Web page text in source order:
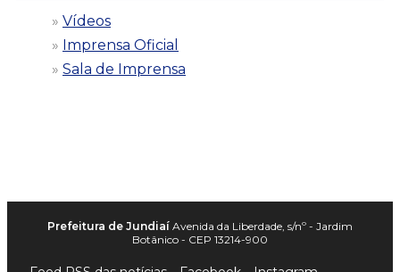
Vídeos
Imprensa Oficial
Sala de Imprensa
Prefeitura de Jundiaí Avenida da Liberdade, s/nº - Jardim
Botânico - CEP 13214-900